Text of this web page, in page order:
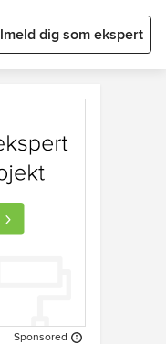
dig som ekspert
Sponsored